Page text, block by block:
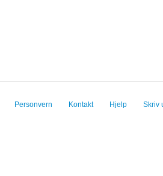
Personvern Kontakt Hjelp Skriv